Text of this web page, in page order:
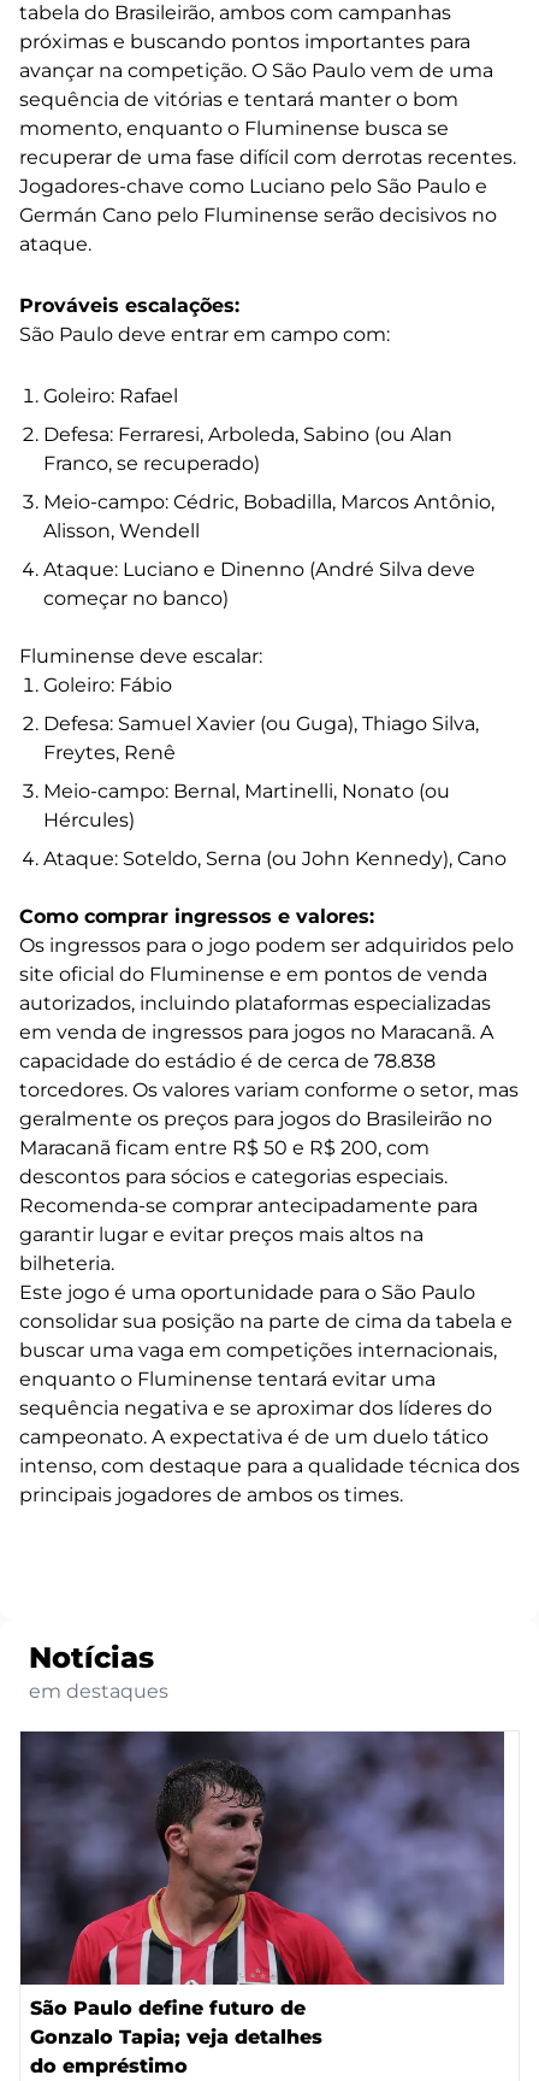
tabela do Brasileirão, ambos com campanhas
próximas e buscando pontos importantes para
avançar na competição. O São Paulo vem de uma
sequência de vitórias e tentará manter o bom
momento, enquanto o Fluminense busca se
recuperar de uma fase difícil com derrotas recentes.
Jogadores-chave como Luciano pelo São Paulo e
Germán Cano pelo Fluminense serão decisivos no
ataque.
Prováveis escalações:
São Paulo deve entrar em campo com:
Goleiro: Rafael
Defesa: Ferraresi, Arboleda, Sabino (ou Alan
Franco, se recuperado)
Meio-campo: Cédric, Bobadilla, Marcos Antônio,
Alisson, Wendell
Ataque: Luciano e Dinenno (André Silva deve
começar no banco)
Fluminense deve escalar:
Goleiro: Fábio
Defesa: Samuel Xavier (ou Guga), Thiago Silva,
Freytes, Renê
Meio-campo: Bernal, Martinelli, Nonato (ou
Hércules)
Ataque: Soteldo, Serna (ou John Kennedy), Cano
Como comprar ingressos e valores:
Os ingressos para o jogo podem ser adquiridos pelo
site oficial do Fluminense e em pontos de venda
autorizados, incluindo plataformas especializadas
em venda de ingressos para jogos no Maracanã. A
capacidade do estádio é de cerca de 78.838
torcedores. Os valores variam conforme o setor, mas
geralmente os preços para jogos do Brasileirão no
Maracanã ficam entre R$ 50 e R$ 200, com
descontos para sócios e categorias especiais.
Recomenda-se comprar antecipadamente para
garantir lugar e evitar preços mais altos na
bilheteria.
Este jogo é uma oportunidade para o São Paulo
consolidar sua posição na parte de cima da tabela e
buscar uma vaga em competições internacionais,
enquanto o Fluminense tentará evitar uma
sequência negativa e se aproximar dos líderes do
campeonato. A expectativa é de um duelo tático
intenso, com destaque para a qualidade técnica dos
principais jogadores de ambos os times.
Notícias
em destaques
São Paulo define futuro de
Gonzalo Tapia; veja detalhes
do empréstimo